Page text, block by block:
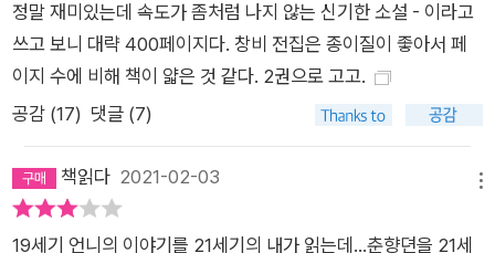
인물이라기보다는 깊은 갈등에 시달리는 인물이다. 그는 냉담하
고 왜곡된 사회의 희생자이기도 하지만, 자신의 자폐성으로 인해
고통받는 복합적이고 입체적인 인물이다. 루시는 사회적으로 성
공하지 못하리라는 절망감에 싸여 경제적인 독립을 강하게 갈망
서도 거절이 두려워서 적극적으로 인간관계를 맺지 않으려 한다.
존 선생을 연모하면서도 루시는 끝끝내 자신의 감정이 연정임을
정말 재미있는데 속도가 좀처럼 나지 않는 신기한 소설 - 이라고
쓰고 보니 대략 400페이지다. 창비 전집은 종이질이 좋아서 페
이지 수에 비해 책이 얇은 것 같다. 2권으로 고고.
공감 (17) 댓글 (7)
책읽다 2021-02-03
19세기 언니의 이야기를 21세기의 내가 읽는데...춘향뎐을 21세